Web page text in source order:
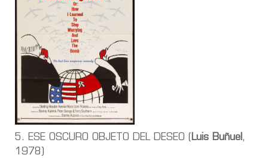
5. ESE OSCURO OBJETO DEL DESEO ( Luis Buñuel ,
1978)